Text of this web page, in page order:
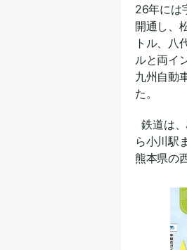
26年には
開通し、
トル、八
ルと両イ
九州自動
た。
鉄道は
ら小川駅
熊本県の